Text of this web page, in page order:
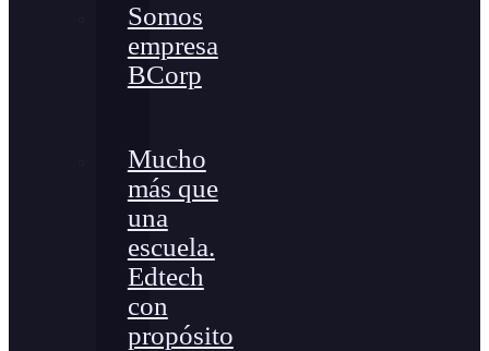
Somos
empresa
BCorp
Mucho
más que
una
escuela.
Edtech
con
propósito